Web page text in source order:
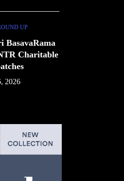
UP
BasavaRama
Charitable
2026